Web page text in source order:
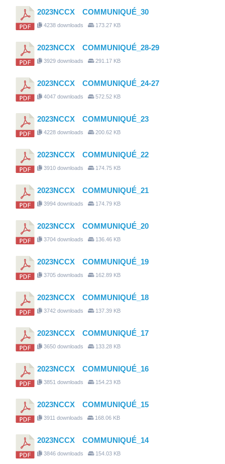
2023NCCX COMMUNIQUÉ_30
4238 downloads 173.27 KB
2023NCCX COMMUNIQUÉ_28-29
3929 downloads 291.17 KB
2023NCCX COMMUNIQUÉ_24-27
4047 downloads 572.52 KB
2023NCCX COMMUNIQUÉ_23
4228 downloads 200.62 KB
2023NCCX COMMUNIQUÉ_22
3910 downloads 174.75 KB
2023NCCX COMMUNIQUÉ_21
3994 downloads 174.79 KB
2023NCCX COMMUNIQUÉ_20
3704 downloads 136.46 KB
2023NCCX COMMUNIQUÉ_19
3705 downloads 162.89 KB
2023NCCX COMMUNIQUÉ_18
3742 downloads 137.39 KB
2023NCCX COMMUNIQUÉ_17
3650 downloads 133.28 KB
2023NCCX COMMUNIQUÉ_16
3851 downloads 154.23 KB
2023NCCX COMMUNIQUÉ_15
3911 downloads 168.06 KB
2023NCCX COMMUNIQUÉ_14
3846 downloads 154.03 KB